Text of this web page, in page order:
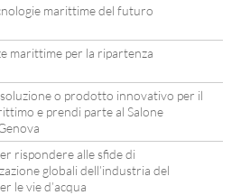
marittime del futuro
marittime per la ripartenza
o prodotto innovativo per il
e prendi parte al Salone
rispondere alle sfide di
globali dell’industria del
le vie d’acqua